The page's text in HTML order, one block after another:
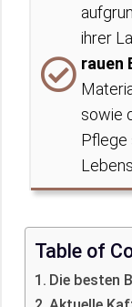
ihrer
rauen
sowie
Pflege
Table of
Die besten